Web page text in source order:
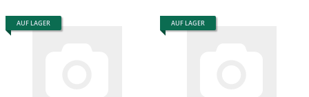
AUF LAGER AUF LAGER